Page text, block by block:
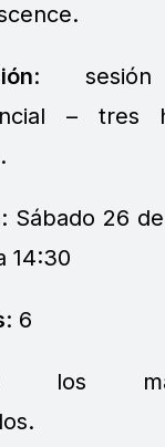
: sesión
– tres
: Sábado 26
14:30
: 6
los